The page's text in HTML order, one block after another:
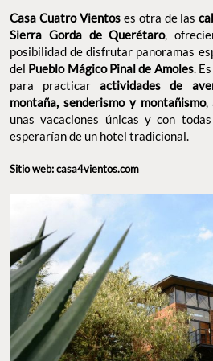
Casa Cuatro Vientos es otra de las
Sierra Gorda de Querétaro,
posibilidad de disfrutar panoramas
del Pueblo Mágico Pinal de Amoles.
para practicaractividades de
montaña, senderismo y montañismo,
unas vacaciones únicas y con
esperarían de un hotel tradicional.
Sitio web:casa4vientos.com